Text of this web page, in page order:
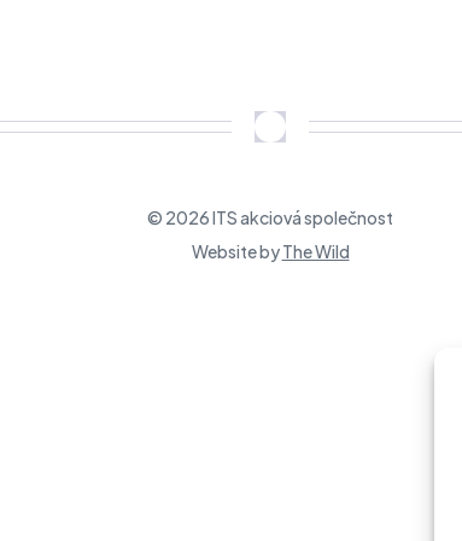
© 2026 ITS akciová společnost
Website byThe Wild